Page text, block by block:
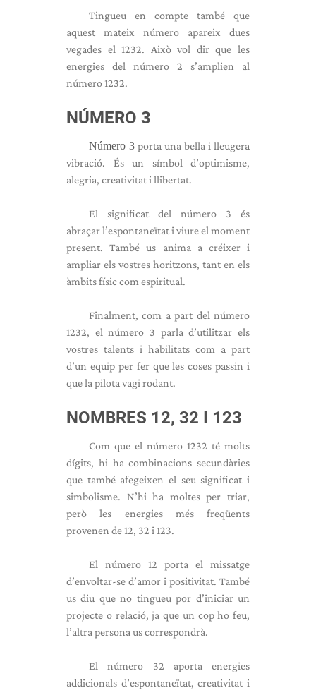
Tingueu en compte també que
aquest mateix número apareix dues
vegades el 1232. Això vol dir que les
energies del número 2 s’amplien al
número 1232.
NÚMERO 3
Número 3 porta una bella i lleugera
vibració. És un símbol d’optimisme,
alegria, creativitat i llibertat.
El significat del número 3 és
abraçar l’espontaneïtat i viure el moment
present. També us anima a créixer i
ampliar els vostres horitzons, tant en els
àmbits físic com espiritual.
Finalment, com a part del número
1232, el número 3 parla d’utilitzar els
vostres talents i habilitats com a part
d’un equip per fer que les coses passin i
que la pilota vagi rodant.
NOMBRES 12, 32 I 123
Com que el número 1232 té molts
dígits, hi ha combinacions secundàries
que també afegeixen el seu significat i
simbolisme. N’hi ha moltes per triar,
però les energies més freqüents
provenen de 12, 32 i 123.
El número 12 porta el missatge
d’envoltar-se d’amor i positivitat. També
us diu que no tingueu por d’iniciar un
projecte o relació, ja que un cop ho feu,
l’altra persona us correspondrà.
El número 32 aporta energies
addicionals d’espontaneïtat, creativitat i